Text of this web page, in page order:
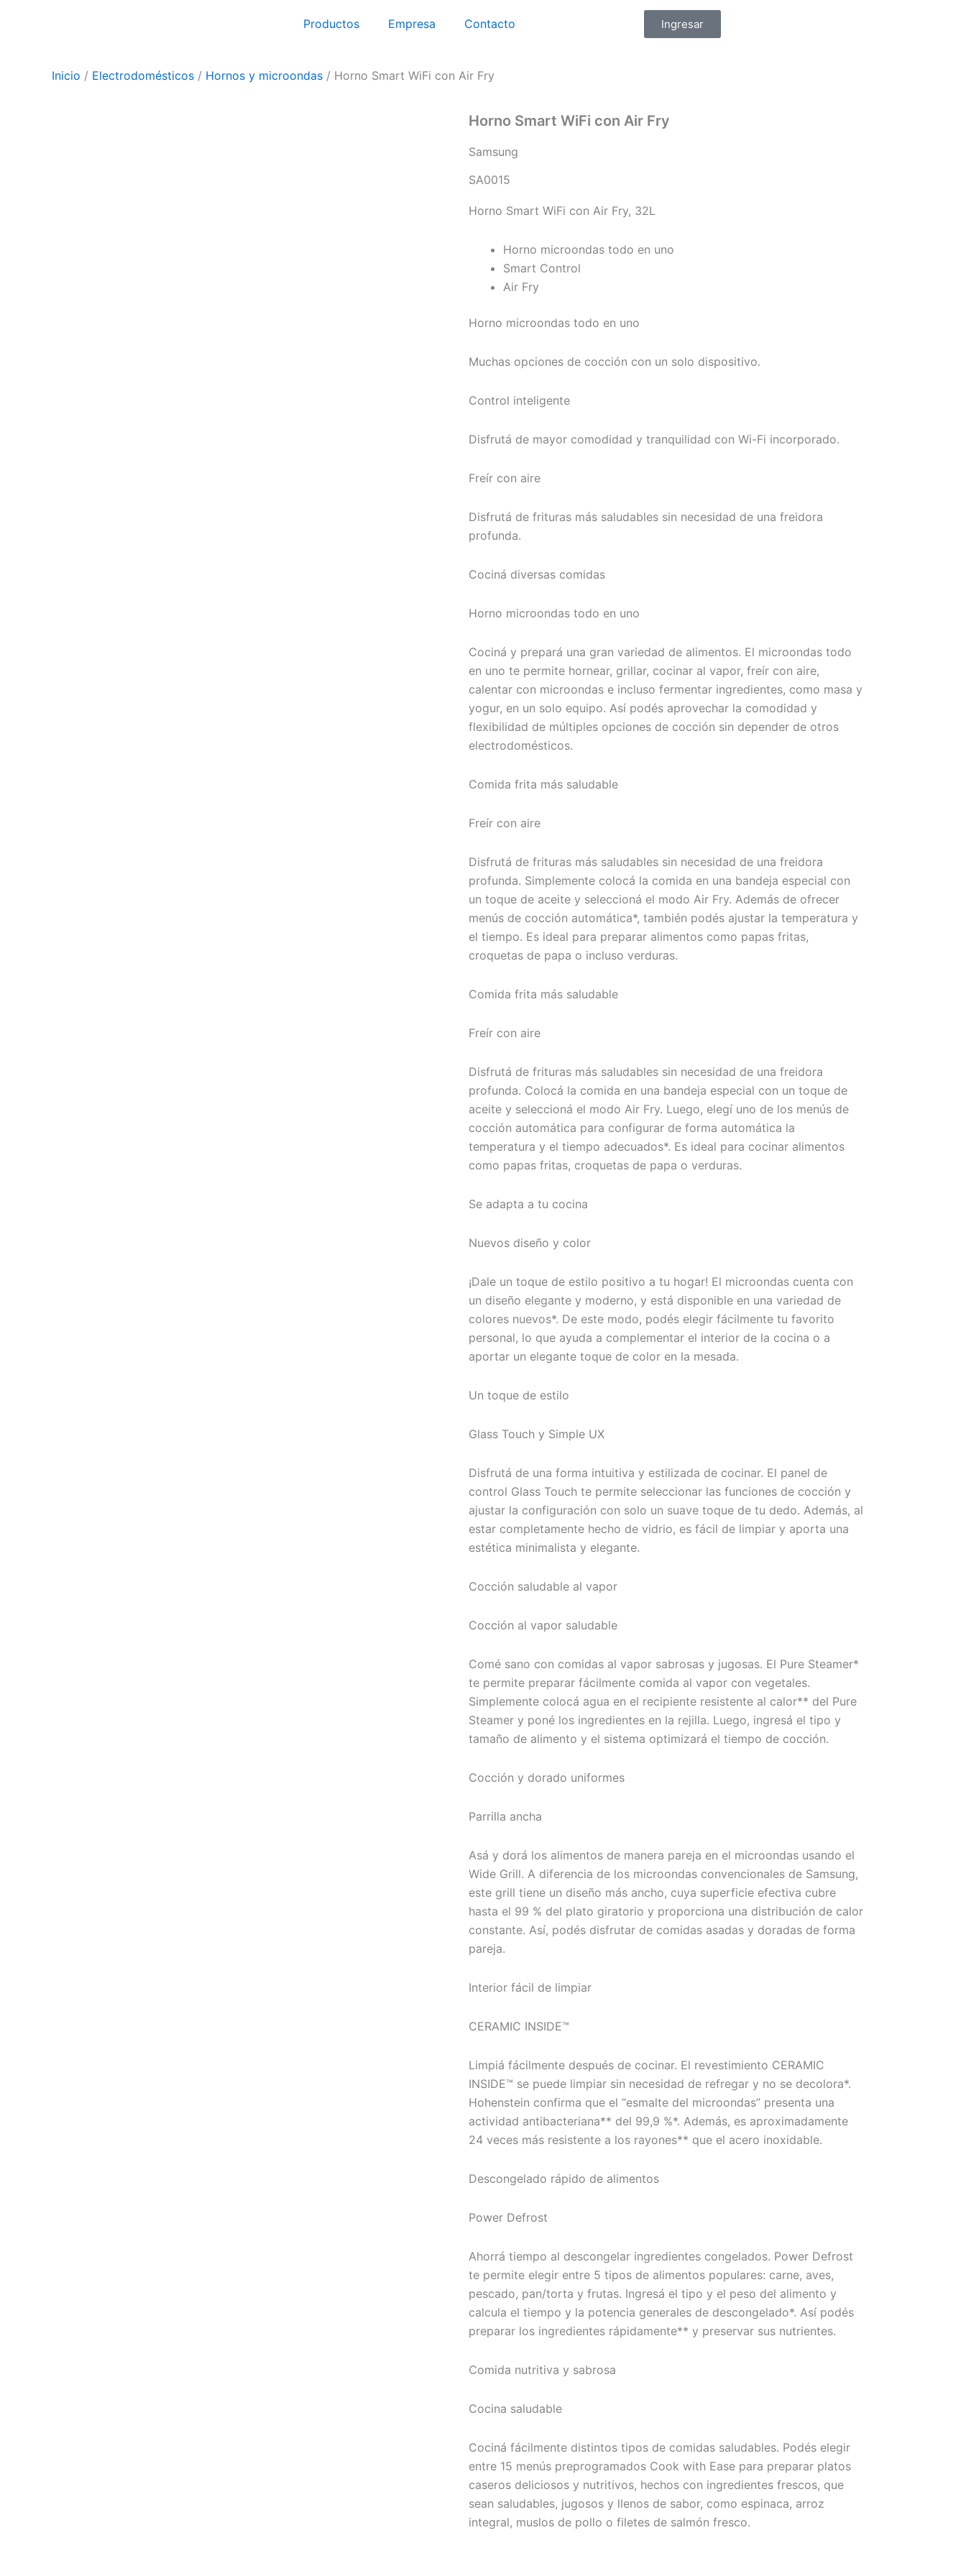
Productos Empresa Contacto Ingresar
Inicio / Electrodomésticos / Hornos y microondas / Horno Smart WiFi con Air Fry
Horno Smart WiFi con Air Fry
Samsung
SA0015
Horno Smart WiFi con Air Fry, 32L
Horno microondas todo en uno
Smart Control
Air Fry
Horno microondas todo en uno
Muchas opciones de cocción con un solo dispositivo.
Control inteligente
Disfrutá de mayor comodidad y tranquilidad con Wi-Fi incorporado.
Freír con aire
Disfrutá de frituras más saludables sin necesidad de una freidora
profunda.
Cociná diversas comidas
Horno microondas todo en uno
Cociná y prepará una gran variedad de alimentos. El microondas todo
en uno te permite hornear, grillar, cocinar al vapor, freír con aire,
calentar con microondas e incluso fermentar ingredientes, como masa y
yogur, en un solo equipo. Así podés aprovechar la comodidad y
flexibilidad de múltiples opciones de cocción sin depender de otros
electrodomésticos.
Comida frita más saludable
Freír con aire
Disfrutá de frituras más saludables sin necesidad de una freidora
profunda. Simplemente colocá la comida en una bandeja especial con
un toque de aceite y seleccioná el modo Air Fry. Además de ofrecer
menús de cocción automática*, también podés ajustar la temperatura y
el tiempo. Es ideal para preparar alimentos como papas fritas,
croquetas de papa o incluso verduras.
Comida frita más saludable
Freír con aire
Disfrutá de frituras más saludables sin necesidad de una freidora
profunda. Colocá la comida en una bandeja especial con un toque de
aceite y seleccioná el modo Air Fry. Luego, elegí uno de los menús de
cocción automática para configurar de forma automática la
temperatura y el tiempo adecuados*. Es ideal para cocinar alimentos
como papas fritas, croquetas de papa o verduras.
Se adapta a tu cocina
Nuevos diseño y color
¡Dale un toque de estilo positivo a tu hogar! El microondas cuenta con
un diseño elegante y moderno, y está disponible en una variedad de
colores nuevos*. De este modo, podés elegir fácilmente tu favorito
personal, lo que ayuda a complementar el interior de la cocina o a
aportar un elegante toque de color en la mesada.
Un toque de estilo
Glass Touch y Simple UX
Disfrutá de una forma intuitiva y estilizada de cocinar. El panel de
control Glass Touch te permite seleccionar las funciones de cocción y
ajustar la configuración con solo un suave toque de tu dedo. Además, al
estar completamente hecho de vidrio, es fácil de limpiar y aporta una
estética minimalista y elegante.
Cocción saludable al vapor
Cocción al vapor saludable
Comé sano con comidas al vapor sabrosas y jugosas. El Pure Steamer*
te permite preparar fácilmente comida al vapor con vegetales.
Simplemente colocá agua en el recipiente resistente al calor** del Pure
Steamer y poné los ingredientes en la rejilla. Luego, ingresá el tipo y
tamaño de alimento y el sistema optimizará el tiempo de cocción.
Cocción y dorado uniformes
Parrilla ancha
Asá y dorá los alimentos de manera pareja en el microondas usando el
Wide Grill. A diferencia de los microondas convencionales de Samsung,
este grill tiene un diseño más ancho, cuya superficie efectiva cubre
hasta el 99 % del plato giratorio y proporciona una distribución de calor
constante. Así, podés disfrutar de comidas asadas y doradas de forma
pareja.
Interior fácil de limpiar
CERAMIC INSIDE™
Limpiá fácilmente después de cocinar. El revestimiento CERAMIC
INSIDE™ se puede limpiar sin necesidad de refregar y no se decolora*.
Hohenstein confirma que el “esmalte del microondas” presenta una
actividad antibacteriana** del 99,9 %*. Además, es aproximadamente
24 veces más resistente a los rayones** que el acero inoxidable.
Descongelado rápido de alimentos
Power Defrost
Ahorrá tiempo al descongelar ingredientes congelados. Power Defrost
te permite elegir entre 5 tipos de alimentos populares: carne, aves,
pescado, pan/torta y frutas. Ingresá el tipo y el peso del alimento y
calcula el tiempo y la potencia generales de descongelado*. Así podés
preparar los ingredientes rápidamente** y preservar sus nutrientes.
Comida nutritiva y sabrosa
Cocina saludable
Cociná fácilmente distintos tipos de comidas saludables. Podés elegir
entre 15 menús preprogramados Cook with Ease para preparar platos
caseros deliciosos y nutritivos, hechos con ingredientes frescos, que
sean saludables, jugosos y llenos de sabor, como espinaca, arroz
integral, muslos de pollo o filetes de salmón fresco.